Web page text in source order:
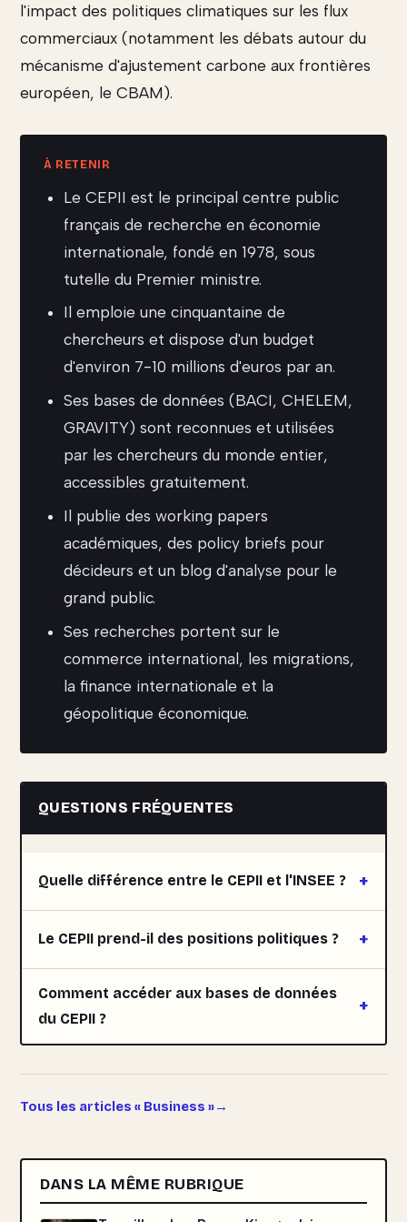
l'impact des politiques climatiques sur les flux
commerciaux (notamment les débats autour du
mécanisme d'ajustement carbone aux frontières
européen, le CBAM).
Le CEPII est le principal centre public
français de recherche en économie
internationale, fondé en 1978, sous
tutelle du Premier ministre.
Il emploie une cinquantaine de
chercheurs et dispose d'un budget
d'environ 7-10 millions d'euros par an.
Ses bases de données (BACI, CHELEM,
GRAVITY) sont reconnues et utilisées
par les chercheurs du monde entier,
accessibles gratuitement.
Il publie des working papers
académiques, des policy briefs pour
décideurs et un blog d'analyse pour le
grand public.
Ses recherches portent sur le
commerce international, les migrations,
la finance internationale et la
géopolitique économique.
QUESTIONS FRÉQUENTES
Quelle différence entre le CEPII et l'INSEE ?
Le CEPII prend-il des positions politiques ?
Comment accéder aux bases de données
du CEPII ?
Tous les articles « Business »
DANS LA MÊME RUBRIQUE